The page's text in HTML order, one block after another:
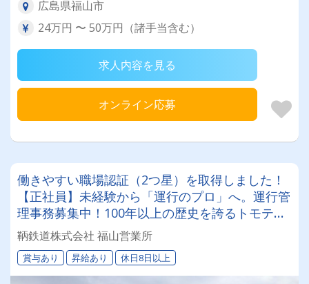
広島県福山市
24万円 〜 50万円（諸手当含む）
求人内容を見る
オンライン応募
働きやすい職場認証（2つ星）を取得しました！
【正社員】未経験から「運行のプロ」へ。運行管
理事務募集中！100年以上の歴史を誇るトモテツ
バスで働きませんか？
鞆鉄道株式会社 福山営業所
賞与あり 昇給あり 休日8日以上